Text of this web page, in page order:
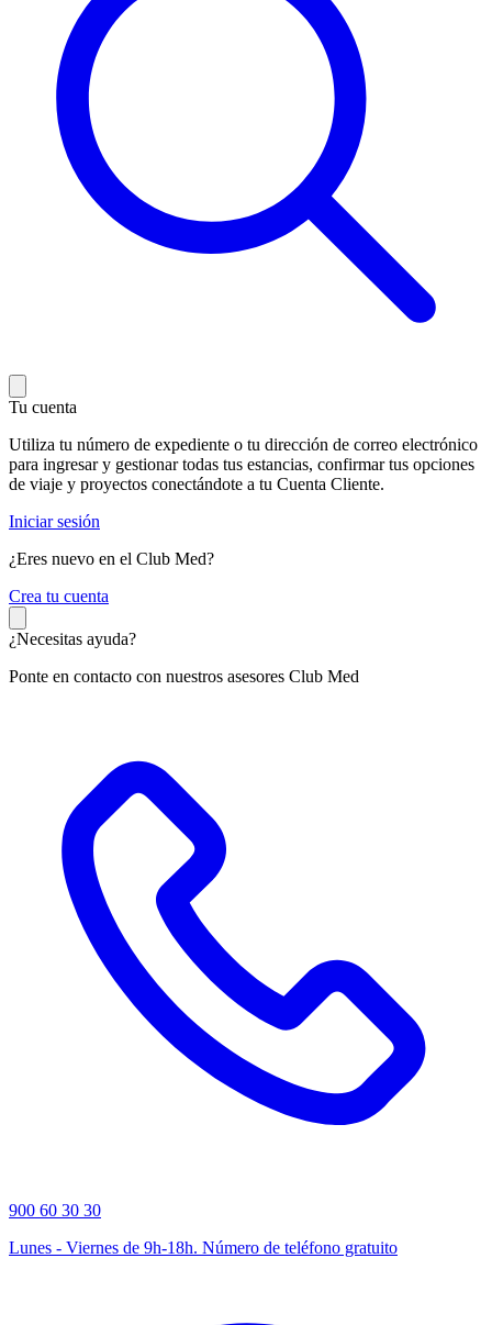
Tu cuenta
Utiliza tu número de expediente o tu dirección de correo electrónico
para ingresar y gestionar todas tus estancias, confirmar tus opciones
de viaje y proyectos conectándote a tu Cuenta Cliente.
Iniciar sesión
¿Eres nuevo en el Club Med?
Crea tu cuenta
¿Necesitas ayuda?
Ponte en contacto con nuestros asesores Club Med
900 60 30 30
Lunes - Viernes de 9h-18h. Número de teléfono gratuito